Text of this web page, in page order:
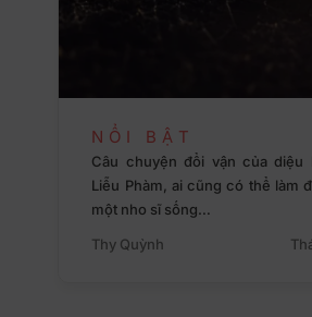
NỔI BẬT
Câu chuyện đổi vận của diệu
Liễu Phàm, ai cũng có thể làm
một nho sĩ sống…
Thy Quỳnh